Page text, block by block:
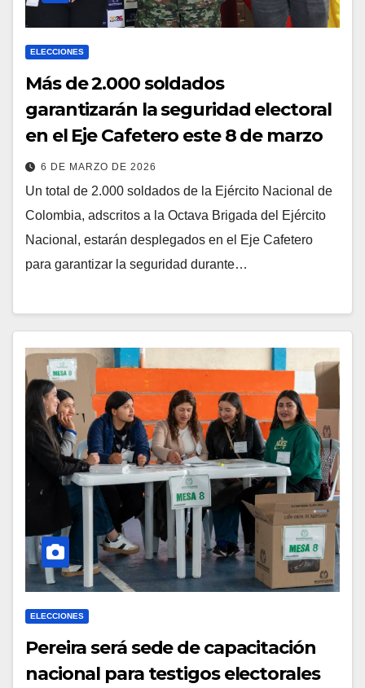
ELECCIONES
Más de 2.000 soldados
garantizarán la seguridad electoral
en el Eje Cafetero este 8 de marzo
6 DE MARZO DE 2026
Un total de 2.000 soldados de la Ejército Nacional de
Colombia, adscritos a la Octava Brigada del Ejército
Nacional, estarán desplegados en el Eje Cafetero
para garantizar la seguridad durante…
ELECCIONES
Pereira será sede de capacitación
nacional para testigos electorales